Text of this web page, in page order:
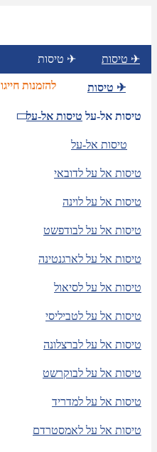
להזמנות חייגו
טיסות ✈ טיסות ✈
טיסות ✈
טיסות אל-על טיסות אל-על
טיסות אל-על
טיסות אל על לדובאי
טיסות אל על לוינה
טיסות אל על לבודפשט
טיסות אל על לארגנטינה
טיסות אל על לסיאול
טיסות אל על לטביליסי
טיסות אל על לברצלונה
טיסות אל על לבוקרשט
טיסות אל על למדריד
טיסות אל על לאמסטרדם